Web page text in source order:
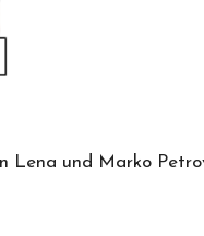
Lena und Marko